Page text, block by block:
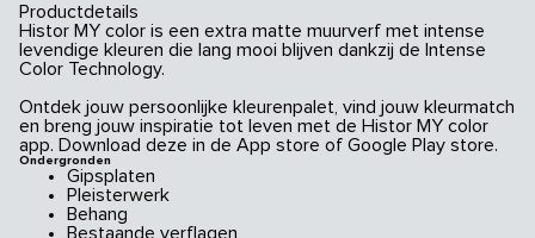
Productdetails
Histor MY color is een extra matte muurverf met intense
levendige kleuren die lang mooi blijven dankzij de Intense
Color Technology.
Ontdek jouw persoonlijke kleurenpalet, vind jouw kleurmatch
en breng jouw inspiratie tot leven met de Histor MY color
app. Download deze in de App store of Google Play store.
Ondergronden
Gipsplaten
Pleisterwerk
Behang
Bestaande verflagen